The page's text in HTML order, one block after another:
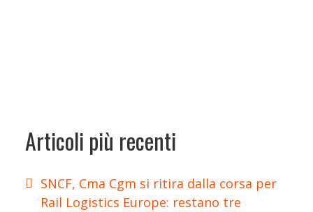
Articoli più recenti
SNCF, Cma Cgm si ritira dalla corsa per
Rail Logistics Europe: restano tre